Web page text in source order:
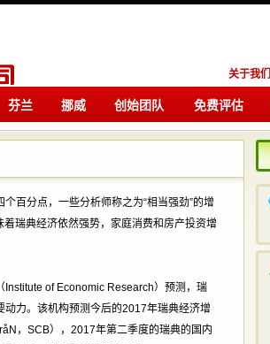
关于我们
芬兰 挪威 创始团队 免费评估
百分点，一些分析师称之为“相当强劲”的增
瑞典经济依然强势，家庭消费和房产投资增
Institute of Economic Research）预测，瑞
力。该机构预测今后的2017年瑞典经济增
，SCB），2017年第二季度的瑞典的国内